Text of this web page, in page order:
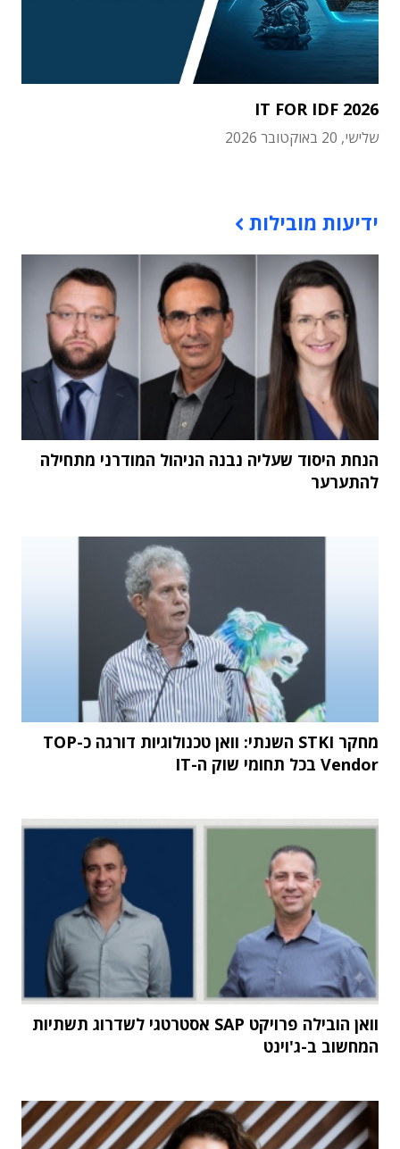
IT FOR IDF 2026
שלישי, 20 באוקטובר 2026
ידיעות מובילות
הנחת היסוד שעליה נבנה הניהול המודרני מתחילה
להתערער
מחקר STKI השנתי: וואן טכנולוגיות דורגה כ-TOP
Vendor בכל תחומי שוק ה-IT
וואן הובילה פרויקט SAP אסטרטגי לשדרוג תשתיות
המחשוב ב-ג'וינט